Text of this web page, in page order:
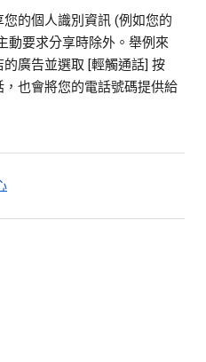
的個人識別資訊 (例如您的
動要求分享時除外。舉例來
廣告並選取 [輕觸通話] 按
也會將您的電話號碼提供給